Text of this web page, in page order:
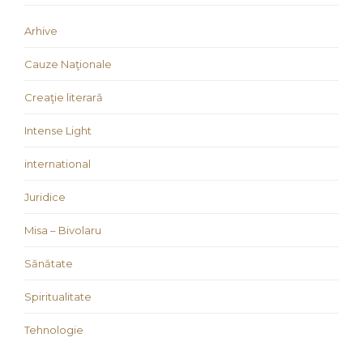
Arhive
Cauze Naţionale
Creaţie literară
Intense Light
international
Juridice
Misa – Bivolaru
Sănătate
Spiritualitate
Tehnologie